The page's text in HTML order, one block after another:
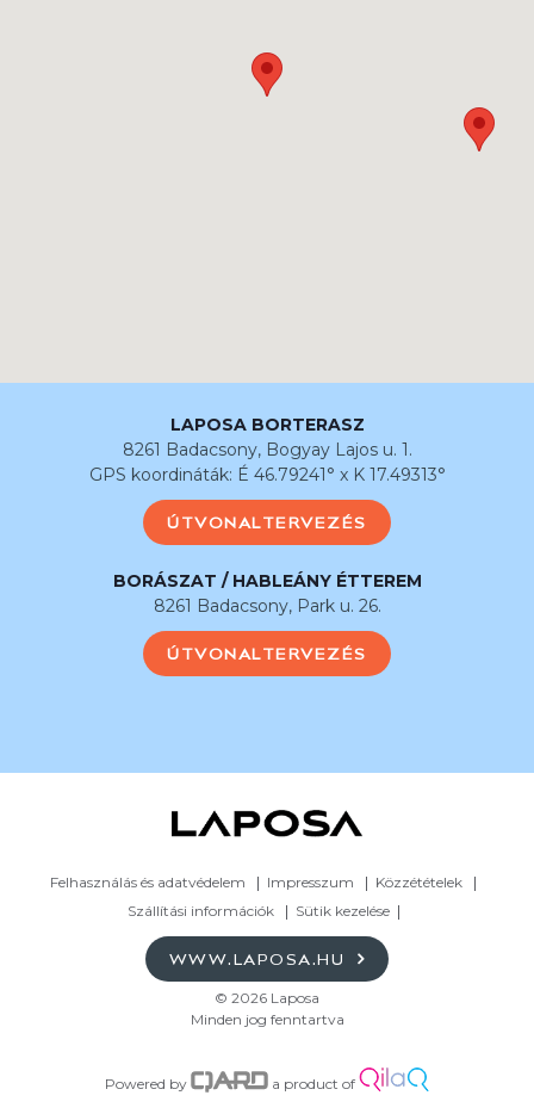
LAPOSA BORTERASZ
8261 Badacsony, Bogyay Lajos u. 1.
GPS koordináták: É 46.79241° x K 17.49313°
ÚTVONALTERVEZÉS
BORÁSZAT / HABLEÁNY ÉTTEREM
8261 Badacsony, Park u. 26.
ÚTVONALTERVEZÉS
Felhasználás és adatvédelem Impresszum
Közzétételek
Szállítási információk
Sütik kezelése
WWW.LAPOSA.HU
© 2026 Laposa
Minden jog fenntartva
Powered by a product of